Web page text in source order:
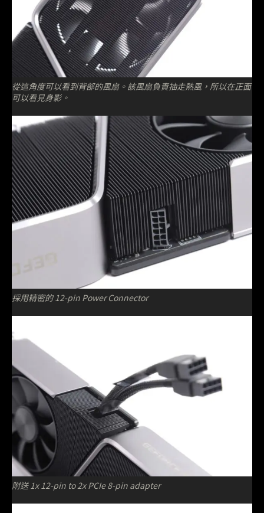
從這角度可以看到背部的風扇。該風扇負責抽走熱風，所以在正面
可以看見身影。
採用精密的 12-pin Power Connector
附送 1x 12-pin to 2x PCIe 8-pin adapter